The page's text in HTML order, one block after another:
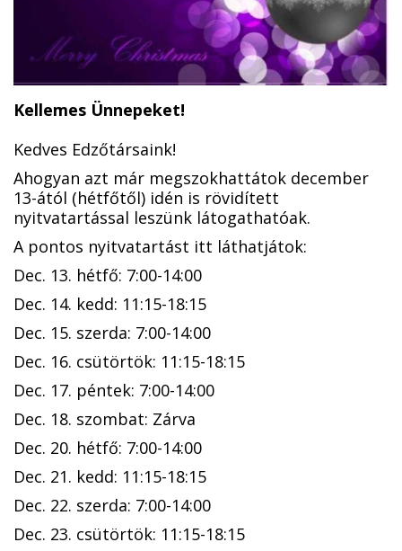
Kellemes Ünnepeket!
Kedves Edzőtársaink!
Ahogyan azt már megszokhattátok december
13-ától (hétfőtől) idén is rövidített
nyitvatartással leszünk látogathatóak.
A pontos nyitvatartást itt láthatjátok:
Dec. 13. hétfő: 7:00-14:00
Dec. 14. kedd: 11:15-18:15
Dec. 15. szerda: 7:00-14:00
Dec. 16. csütörtök: 11:15-18:15
Dec. 17. péntek: 7:00-14:00
Dec. 18. szombat: Zárva
Dec. 20. hétfő: 7:00-14:00
Dec. 21. kedd: 11:15-18:15
Dec. 22. szerda: 7:00-14:00
Dec. 23. csütörtök: 11:15-18:15